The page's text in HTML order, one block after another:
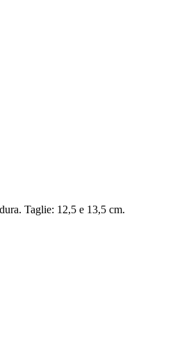
Taglie: 12,5 e 13,5 cm.